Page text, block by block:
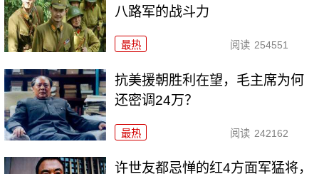
八路军的战斗力
最热 阅读 254551
抗美援朝胜利在望，毛主席为何
还密调24万？
最热 阅读 242162
许世友都忌惮的红4方面军猛将，